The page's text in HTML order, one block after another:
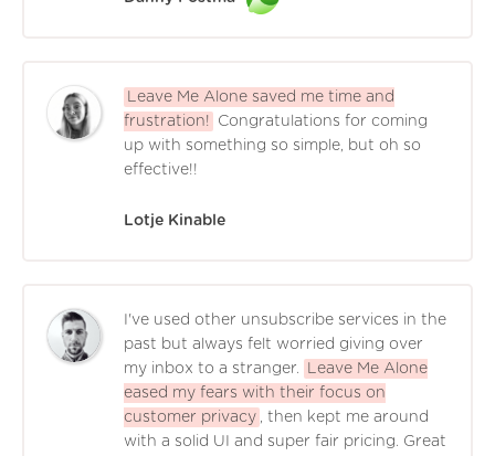
Leave Me Alone saved me time and
frustration!
Congratulations for coming
up with something so simple, but oh so
effective!!
Lotje Kinable
I've used other unsubscribe services in the
past but always felt worried giving over
my inbox to a stranger.
Leave Me Alone
eased my fears with their focus on
customer privacy
, then kept me around
with a solid UI and super fair pricing. Great